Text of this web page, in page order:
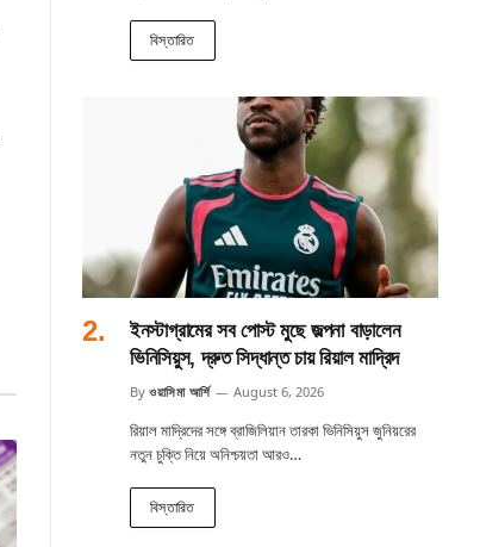
বিস্তারিত
ইনস্টাগ্রামের সব পোস্ট মুছে জল্পনা বাড়ালেন
ভিনিসিয়ুস, দ্রুত সিদ্ধান্ত চায় রিয়াল মাদ্রিদ
By ওয়াসিমা আর্শি August 6, 2026
রিয়াল মাদ্রিদের সঙ্গে ব্রাজিলিয়ান তারকা ভিনিসিয়ুস জুনিয়রের
নতুন চুক্তি নিয়ে অনিশ্চয়তা আরও…
বিস্তারিত